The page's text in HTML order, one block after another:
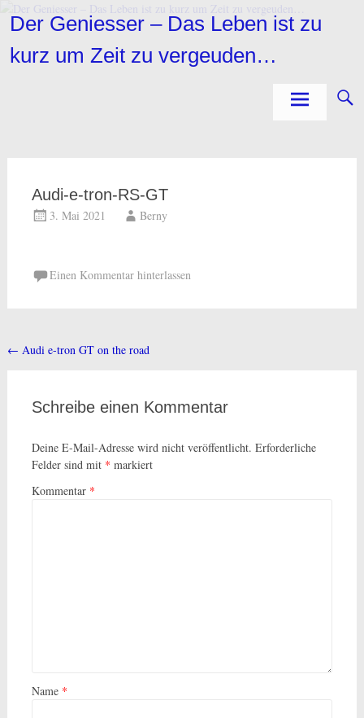
Zum
InhaltDer Geniesser – Das Leben ist zu
kurz um Zeit zu vergeuden…
Audi-e-tron-RS-GT
3. Mai 2021 Berny
Einen Kommentar hinterlassen
Beitragsnavigation
← Audi e-tron GT on the road
Schreibe einen Kommentar
Deine E-Mail-Adresse wird nicht veröffentlicht. Erforderliche
Felder sind mit * markiert
Kommentar *
Name *